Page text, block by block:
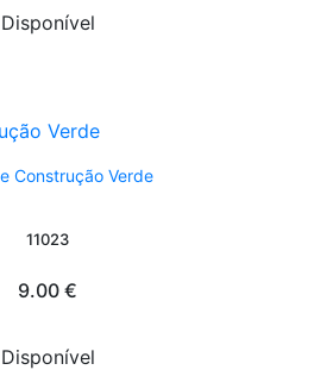
Disponível
Construção Verde
11023
9.00 €
Disponível